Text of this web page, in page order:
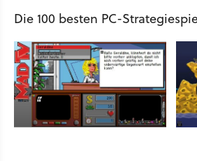
Die 100 besten PC-